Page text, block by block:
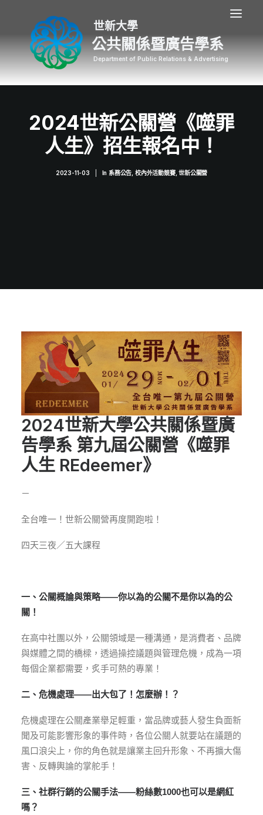
公共關係暨廣告學系
2024世新公關營《噬罪
人生》招生報名中！
2023-11-03 In 系務公告 校內外活動競賽,世新公關營
2024世新大學公共關係暨廣
告學系 第九屆公關營《噬罪
人生 REdeemer》
－
全台唯一！世新公關營再度開跑啦！
四天三夜／五大課程
一、公關概論與策略——你以為的公關不是你以為的公
關！
在高中社團以外，公關領域是一種溝通，是消費者、品牌
與媒體之間的橋樑，透過操控議題與管理危機，成為一項
每個企業都需要，炙手可熱的專業！
二、危機處理——出大包了！怎麼辦！？
危機處理在公關產業舉足輕重，當品牌或藝人發生負面新
聞及可能影響形象的事件時，各位公關人就要站在議題的
風口浪尖上，你的角色就是讓業主回升形象、不再擴大傷
害、反轉輿論的掌舵手！
三、社群行銷的公關手法——粉絲數1000也可以是網紅
嗎？